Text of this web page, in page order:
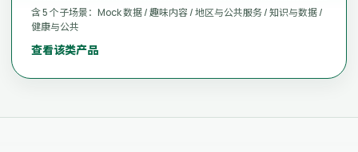
含 5 个子场景：Mock 数据 / 趣味内容 / 地区与公共服务 / 知识与数据 /
健康与公共
查看该类产品